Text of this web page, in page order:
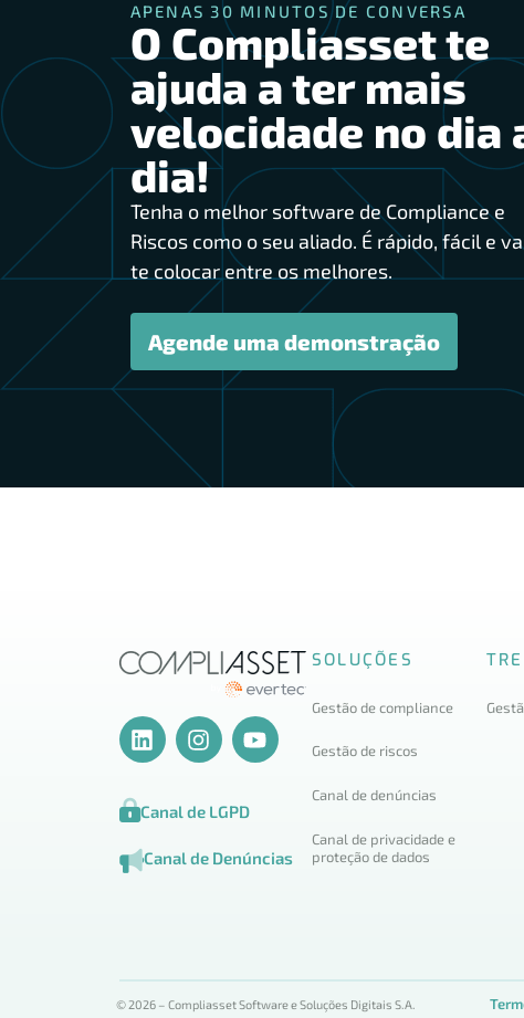
APENAS 30 MINUTOS DE CONVERSA
O Compliasset te
ajuda a ter mais
velocidade no dia
dia!
Tenha o melhor software de Compliance e
Riscos como o seu aliado. É rápido, fácil e
te colocar entre os melhores.
Agende uma demonstração
Canal de LGPD
Canal de Denúncias
SOLUÇÕES
Gestão de compliance
Gestão de riscos
Canal de denúncias
Canal de privacidade e
proteção de dados
© 2026 – Compliasset Software e Soluções Digitais S.A.